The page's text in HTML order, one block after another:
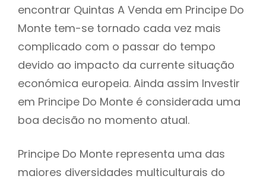
encontrar Quintas A Venda em Principe Do
Monte tem-se tornado cada vez mais
complicado com o passar do tempo
devido ao impacto da currente situação
económica europeia. Ainda assim Investir
em Principe Do Monte é considerada uma
boa decisão no momento atual.
Principe Do Monte representa uma das
maiores diversidades multiculturais do